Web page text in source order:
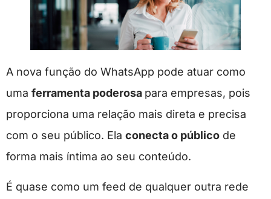
A nova função do WhatsApp pode atuar como
uma ferramenta poderosa para empresas, pois
proporciona uma relação mais direta e precisa
com o seu público. Ela conecta o público de
forma mais íntima ao seu conteúdo.
É quase como um feed de qualquer outra rede